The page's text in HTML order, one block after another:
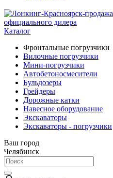
Каталог
Фронтальные погрузчики
Вилочные погрузчики
Мини-погрузчики
Автобетоносмесители
Бульдозеры
Грейдеры
Дорожные катки
Навесное оборудование
Экскаваторы
Экскаваторы - погрузчики
Ваш город
Челябинск